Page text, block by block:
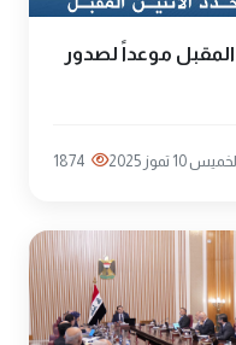
المقبل موعداً لصدور
10 تموز 2025 1874